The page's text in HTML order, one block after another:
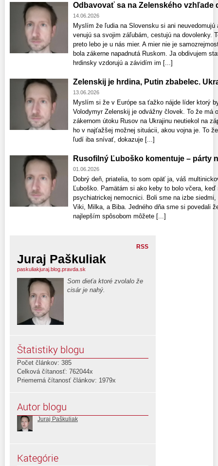
Odbavovať sa na Zelenského vzhľade
14.06.2026
Myslím že ľudia na Slovensku si ani neuvedomujú
venujú sa svojim záľubám, cestujú na dovolenky.
preto lebo je u nás mier. A mier nie je
bola zákerne napadnutá Ruskom. Ja obdivujem
hrdinsky vzdorujú a závidím im [...]
Zelenskij je hrdina, Putin zbabelec.
13.06.2026
Myslím si že v Európe sa ťažko nájde líder ktorý
Volodymyr Zelenskij je odvážny človek. To že má
zákernom útoku Rusov na Ukrajinu neutiekol na
ho v najťažšej možnej situácii, akou vojna je. To
ľudí iba snívať, dokazuje [...]
Rusofilný Ľuboško komentuje – párty
01.06.2026
Dobrý deň, priatelia, to som opäť ja, váš
Ľuboško. Pamätám si ako keby to bolo včera,
psychiatrickej nemocnici. Boli sme na izbe
Viki, Milka, a Biba. Jedného dňa sme si povedali
najlepším spôsobom môžete [...]
RSS
Juraj Paškuliak
paskuliakjuraj.blog.pravda.sk
Som dieťa ktoré zvolalo že
cisár je nahý.
Štatistiky blogu
Počet článkov: 385
Celková čítanosť: 762044x
Priemerná čítanosť článkov: 1979x
Autor blogu
Juraj Paškuliak
Kategórie